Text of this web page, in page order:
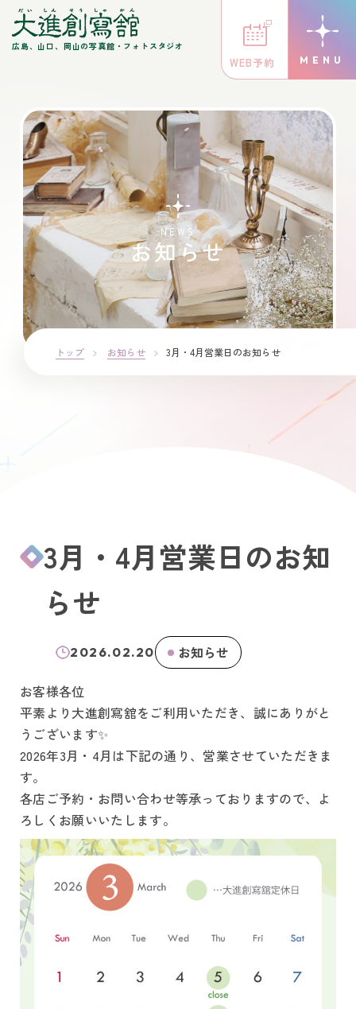
広島、山口、岡山の写真館・フォトスタジオ
WEB予約
NEWS
お知らせ
トップ お知らせ 3月・4月営業日のお知らせ
3月・4月営業日のお知
らせ
2026.02.20 お知らせ
お客様各位
平素より大進創寫舘をご利用いただき、誠にありがと
うございます✨
2026年3月・4月は下記の通り、営業させていただきま
す。
各店ご予約・お問い合わせ等承っておりますので、よ
ろしくお願いいたします。